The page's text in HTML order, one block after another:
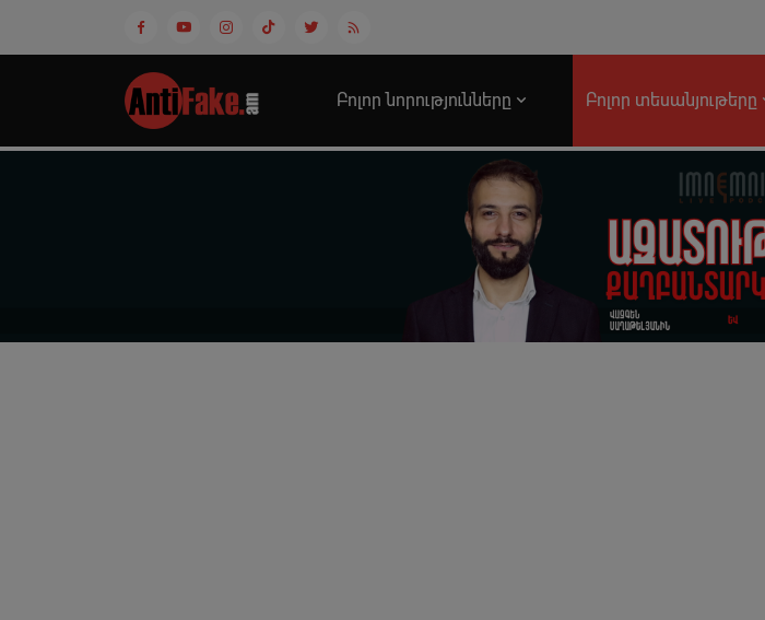
Բոլոր նորությունները Բոլոր տեսանյութերը